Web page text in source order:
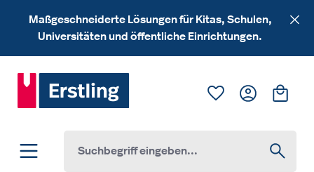
Zum Hauptinhalt springen
Maßgeschneiderte Lösungen für Kitas, Schulen,
Universitäten und öffentliche Einrichtungen.
Du hast 0